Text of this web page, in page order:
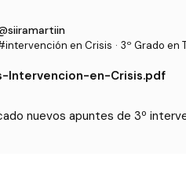
en Crisis · 3º Grado en
-Intervencion-en-Crisis.pdf
nuevos apuntes de 3º